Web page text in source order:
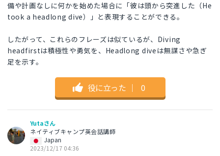
備や計画なしに何かを始めた場合に「彼は頭から突進した（He
took a headlong dive）」と表現することができる。
したがって、これらのフレーズは似ているが、Diving
headfirstは積極性や勇気を、Headlong diveは無謀さや急ぎ
足を示す。
役に立った ｜ 0
Yutaさん
ネイティブキャンプ英会話講師
Japan
2023/12/17 04:36